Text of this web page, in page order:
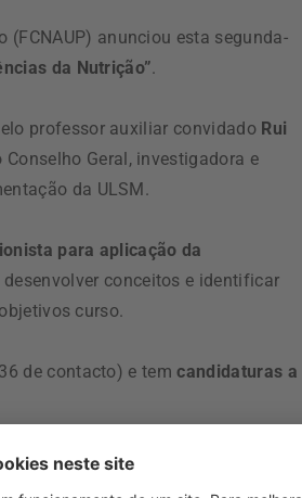
(FCNAUP) anunciou esta segunda-
da Nutrição”.
professor auxiliar convidado Rui
Conselho Geral, investigadora e
da ULSM.
para aplicação da
conceitos e identificar
curso.
de contacto) e temcandidaturas a